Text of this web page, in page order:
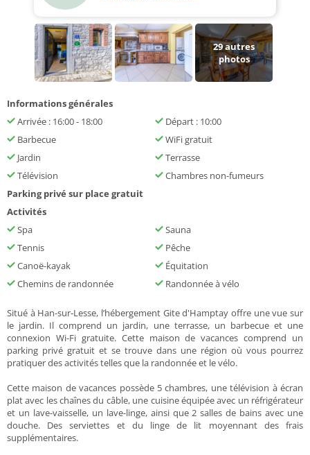
29autres
photos
Informations générales
Arrivée : 16:00 - 18:00
Départ : 10:00
Barbecue
WiFi gratuit
Jardin
Terrasse
Télévision
Chambres non-fumeurs
Parking privé sur place gratuit
Activités
Spa
Sauna
Tennis
Pêche
Canoë-kayak
Équitation
Chemins de randonnée
Randonnée à vélo
Situé à Han-sur-Lesse, l’hébergement Gite d'Hamptay offre une vue sur
le jardin. Il comprend un jardin, une terrasse, un barbecue et une
connexion Wi-Fi gratuite. Cette maison de vacances comprend un
parking privé gratuit et se trouve dans une région où vous pourrez
pratiquer des activités telles que la randonnée et le vélo.
Cette maison de vacances possède 5 chambres, une télévision à écran
plat avec les chaînes du câble, une cuisine équipée avec un réfrigérateur
et un lave-vaisselle, un lave-linge, ainsi que 2 salles de bains avec une
douche. Des serviettes et du linge de lit moyennant des frais
supplémentaires.